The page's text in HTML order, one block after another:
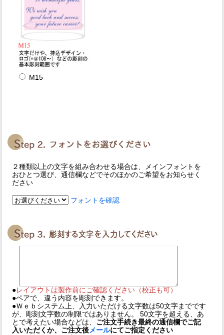
M15
２種類以上の文字を組み合わせる場合は、メインフォントを
おひとつ選び、通信欄などでそのほかのご希望をお知らせく
ださい
フォントを確認
●レイアウトは製作前にご確認ください（校正も可）
●ペアで、違う内容を彫刻できます。
●Ｗｅｂシステム上、入力いただける文字数は50文字までです
が、彫刻文字数の制限ではありません。 50文字を超える、あ
とで考えたい場合などは、 ご注文手続き最終の通信欄でご記
入いただくか、ご注文後メールにてご指定ください